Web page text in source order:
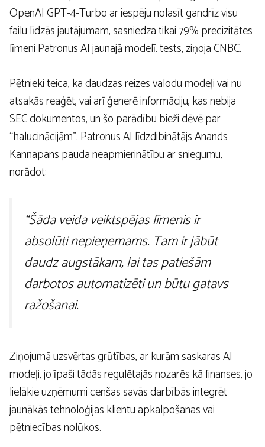
OpenAI GPT-4-Turbo ar iespēju nolasīt gandrīz visu
failu līdzās jautājumam, sasniedza tikai 79% precizitātes
līmeni Patronus AI jaunajā modelī. tests, ziņoja CNBC.
Pētnieki teica, ka daudzas reizes valodu modeļi vai nu
atsakās reaģēt, vai arī ģenerē informāciju, kas nebija
SEC dokumentos, un šo parādību bieži dēvē par
“halucinācijām”. Patronus AI līdzdibinātājs Anands
Kannapans pauda neapmierinātību ar sniegumu,
norādot:
“Šāda veida veiktspējas līmenis ir
absolūti nepieņemams. Tam ir jābūt
daudz augstākam, lai tas patiešām
darbotos automatizēti un būtu gatavs
ražošanai.
Ziņojumā uzsvērtas grūtības, ar kurām saskaras AI
modeļi, jo īpaši tādās regulētajās nozarēs kā finanses, jo
lielākie uzņēmumi cenšas savās darbībās integrēt
jaunākās tehnoloģijas klientu apkalpošanas vai
pētniecības nolūkos.